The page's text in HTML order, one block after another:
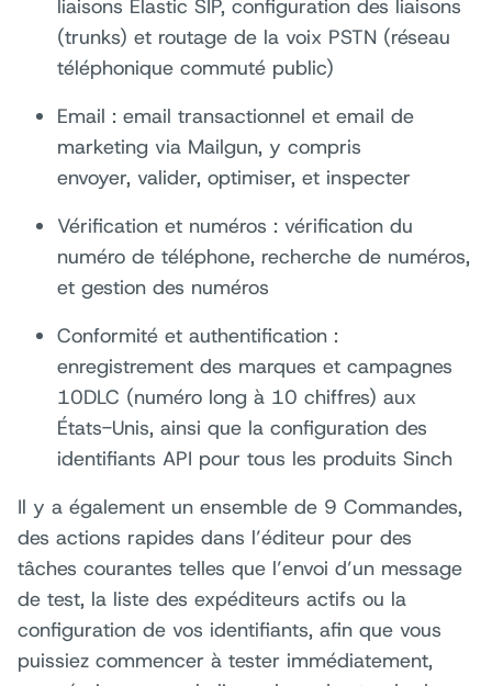
liaisons Elastic SIP, configuration des liaisons
(trunks) et routage de la voix PSTN (réseau
téléphonique commuté public)
Email : email transactionnel et email de
marketing via Mailgun, y compris
envoyer, valider, optimiser, et inspecter
Vérification et numéros : vérification du
numéro de téléphone, recherche de numéros,
et gestion des numéros
Conformité et authentification :
enregistrement des marques et campagnes
10DLC (numéro long à 10 chiffres) aux
États-Unis, ainsi que la configuration des
identifiants API pour tous les produits Sinch
Il y a également un ensemble de 9 Commandes,
des actions rapides dans l’éditeur pour des
tâches courantes telles que l’envoi d’un message
de test, la liste des expéditeurs actifs ou la
configuration de vos identifiants, afin que vous
puissiez commencer à tester immédiatement,